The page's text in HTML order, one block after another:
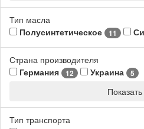
Тип масла
Полусинтетическое
11
Страна производителя
Германия
12 Украина 5
Тип транспорта